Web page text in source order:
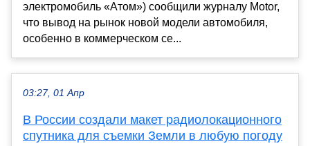
электромобиль «Атом») сообщили журналу Motor,
что вывод на рынок новой модели автомобиля,
особенно в коммерческом се...
03:27, 01 Апр
В России создали макет радиолокационного
спутника для съемки Земли в любую погоду